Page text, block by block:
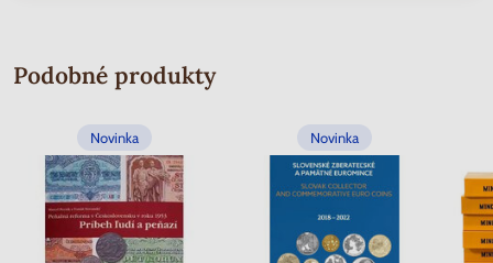
Podobné produkty
Novinka Novinka